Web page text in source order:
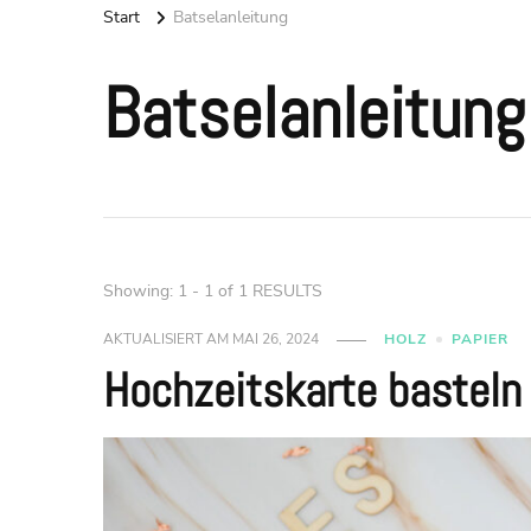
Start Batselanleitung
Batselanleitung
Showing: 1 - 1 of 1 RESULTS
AKTUALISIERT AM MAI 26, 2024 HOLZ PAPIER
Hochzeitskarte basteln